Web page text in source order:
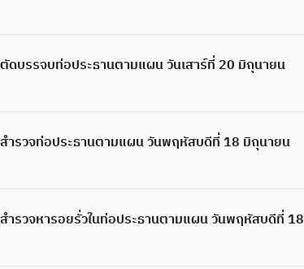
ดบรรจบท่อประธานตามแผน วันเสาร์ที่ 20 มิถุนายน
ำรวจท่อประธานตามแผน วันพฤหัสบดีที่ 18 มิถุนายน
ำรวจหารอยรั่วในท่อประธานตามแผน วันพฤหัสบดีที่ 18